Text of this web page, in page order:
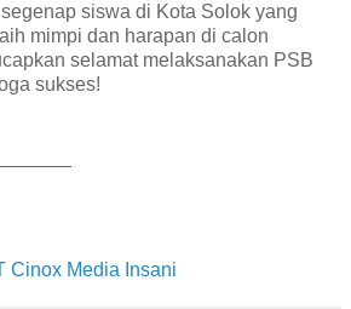
siswa di Kota Solok yang
mimpi dan harapan di calon
selamat melaksanakan PSB
sukses!
Cinox Media Insani